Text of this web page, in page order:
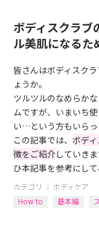
ボディスクラブ
ル美肌になるた
皆さんはボディスク
ょうか。
ツルツルのなめらか
ムですが、いまいち
い…という方もいらっ
この記事では、ボデ
徴をご紹介していき
ひ本記事を参考にして
カテゴリ ｜ボディケア
How to
基本編